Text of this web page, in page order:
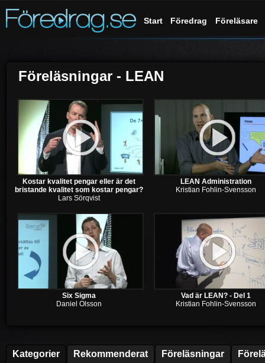
Start Föredrag Föreläsare
Föreläsningar - LEAN
Kostar kvalitet pengar eller är det
bristande kvalitet som kostar pengar?
Lars Sörqvist
LEAN Administration
Kristian Fohlin-Svensson
Six Sigma
Daniel Olsson
Vad är LEAN? - Del 1
Kristian Fohlin-Svensson
Kategorier Rekommenderat Föreläsningar